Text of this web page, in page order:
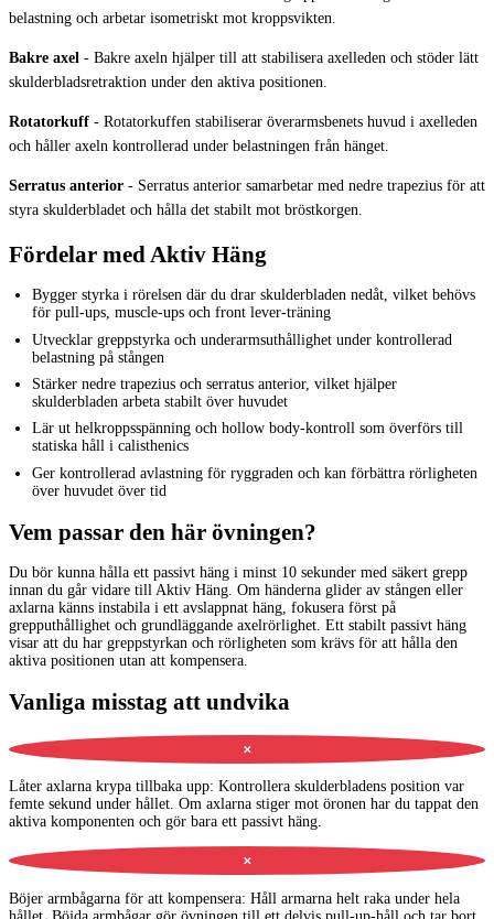
belastning och arbetar isometriskt mot kroppsvikten.
Bakre axel - Bakre axeln hjälper till att stabilisera axelleden och stöder lätt
skulderbladsretraktion under den aktiva positionen.
Rotatorkuff - Rotatorkuffen stabiliserar överarmsbenets huvud i axelleden
och håller axeln kontrollerad under belastningen från hänget.
Serratus anterior - Serratus anterior samarbetar med nedre trapezius för att
styra skulderbladet och hålla det stabilt mot bröstkorgen.
Fördelar med Aktiv Häng
Bygger styrka i rörelsen där du drar skulderbladen nedåt, vilket behövs
för pull-ups, muscle-ups och front lever-träning
Utvecklar greppstyrka och underarmsuthållighet under kontrollerad
belastning på stången
Stärker nedre trapezius och serratus anterior, vilket hjälper
skulderbladen arbeta stabilt över huvudet
Lär ut helkroppsspänning och hollow body-kontroll som överförs till
statiska håll i calisthenics
Ger kontrollerad avlastning för ryggraden och kan förbättra rörligheten
över huvudet över tid
Vem passar den här övningen?
Du bör kunna hålla ett passivt häng i minst 10 sekunder med säkert grepp
innan du går vidare till Aktiv Häng. Om händerna glider av stången eller
axlarna känns instabila i ett avslappnat häng, fokusera först på
grepputhållighet och grundläggande axelrörlighet. Ett stabilt passivt häng
visar att du har greppstyrkan och rörligheten som krävs för att hålla den
aktiva positionen utan att kompensera.
Vanliga misstag att undvika
✕
Låter axlarna krypa tillbaka upp: Kontrollera skulderbladens position var
femte sekund under hållet. Om axlarna stiger mot öronen har du tappat den
aktiva komponenten och gör bara ett passivt häng.
✕
Böjer armbågarna för att kompensera: Håll armarna helt raka under hela